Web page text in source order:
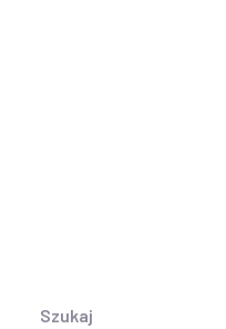
Szukaj